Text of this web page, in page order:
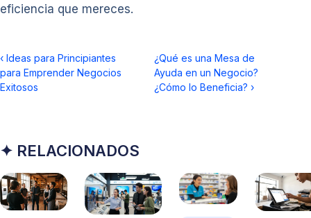
eficiencia que mereces.
‹ Ideas para Principiantes
para Emprender Negocios
Exitosos
¿Qué es una Mesa de
Ayuda en un Negocio?
¿Cómo lo Beneficia? ›
✦ RELACIONADOS